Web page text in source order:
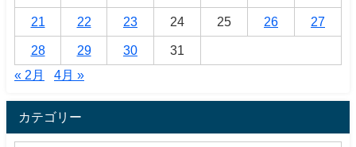
21 22 23 24 25 26 27
28 29 30
31
« 2月
4月 »
カテゴリー